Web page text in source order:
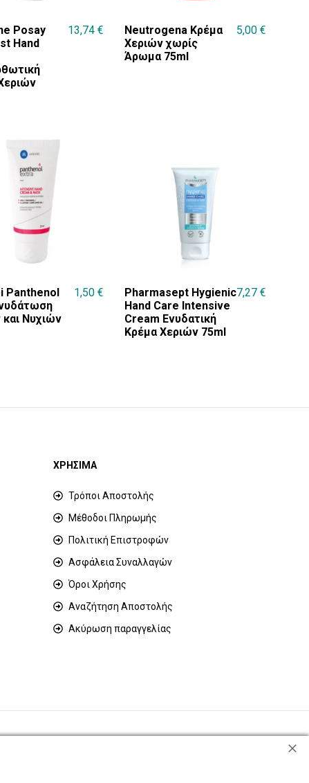
Posay
Hand
13,74 €
Neutrogena Κρέμα
Χεριών χωρίς
Άρωμα 75ml
5,00 €
Panthenol
Νυχιών
1,50 €
Pharmasept Hygienic
Hand Care Intensive
Cream Ενυδατική
Κρέμα Χεριών 75ml
7,27 €
ΧΡΗΣΙΜΑ
Τρόποι Αποστολής
Μέθοδοι Πληρωμής
Πολιτική Επιστροφών
Ασφάλεια Συναλλαγών
Όροι Χρήσης
Αναζήτηση Αποστολής
Ακύρωση παραγγελίας